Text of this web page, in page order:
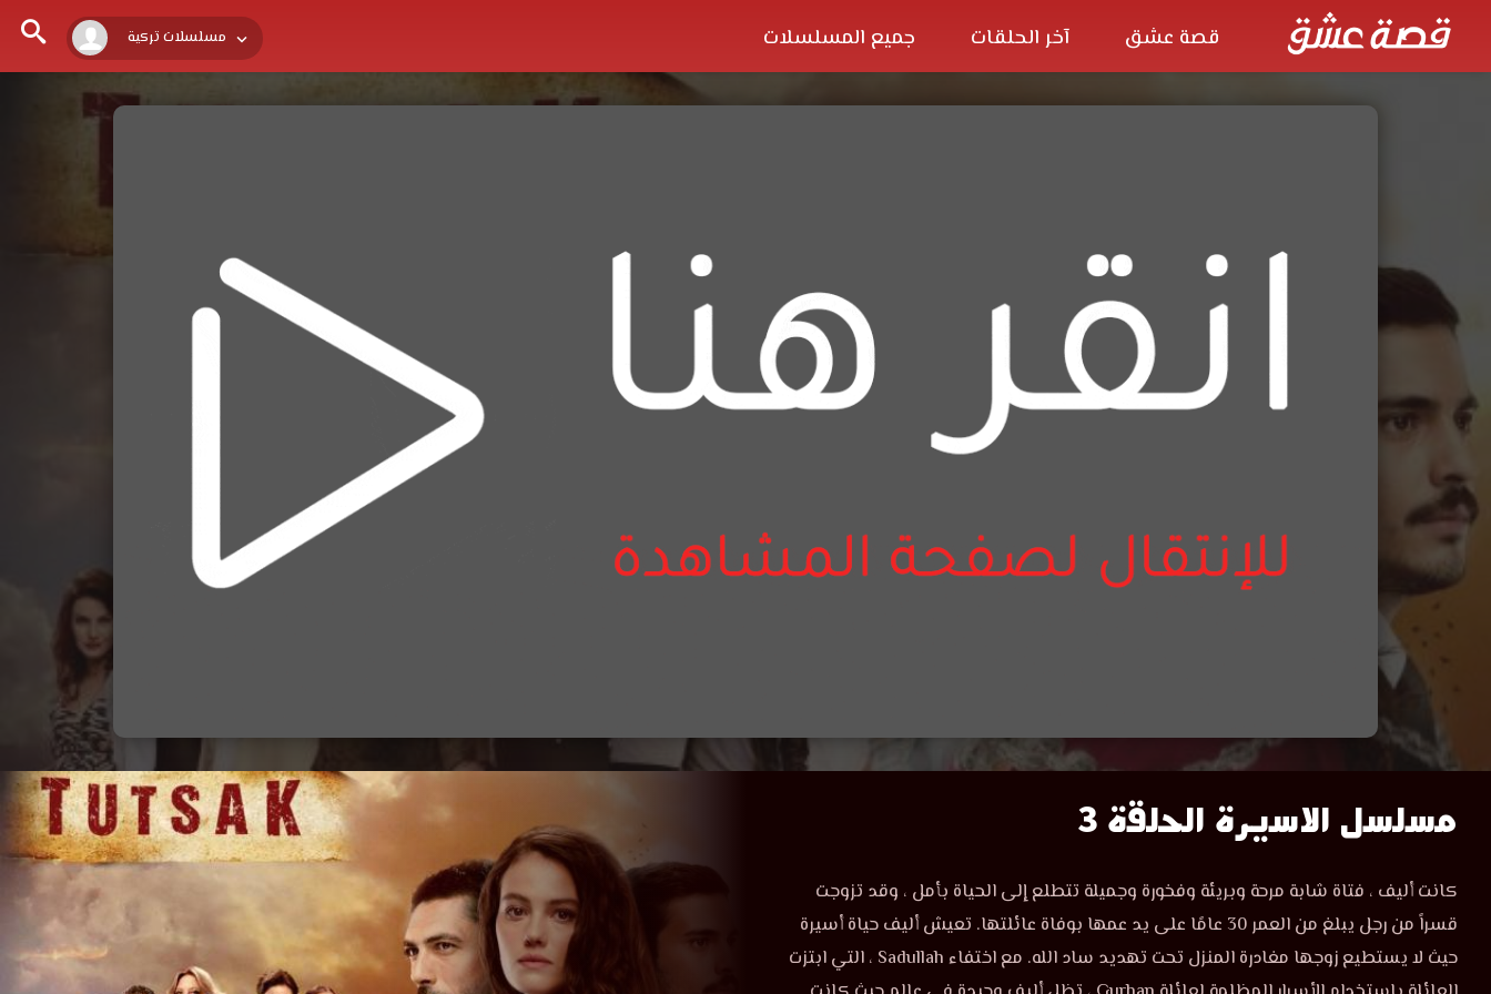
مسلسلات تركية قصة عشق آخر الحلقات جميع المسلسلات
مشاهدة
مسلسل
الاسيرة
مسلسل الاسيرة الحلقة 3
مسلسل
الحلقة
3
مترجمة
كانت أليف ، فتاة شابة مرحة وبريئة وفخورة وجميلة تتطلع إلى الحياة بأمل ، وقد تزوجت
قسراً من رجل يبلغ من العمر 30 عامًا على يد عمها بوفاة عائلتها. تعيش أليف حياة أسيرة
حيث لا يستطيع زوجها مغادرة المنزل تحت تهديد ساد الله. مع اختفاء Sadullah ، التي ابتزت